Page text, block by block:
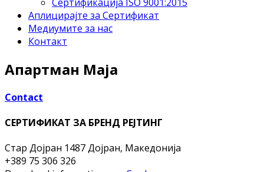
Аплицирајте за Сертификат
Медиумите за нас
Контакт
Апартман Маја
Contact
СЕРТИФИКАТ ЗА БРЕНД РЕЈТИНГ
Стар Дојран 1487 Дојран, Македонија
+389 75 306 326